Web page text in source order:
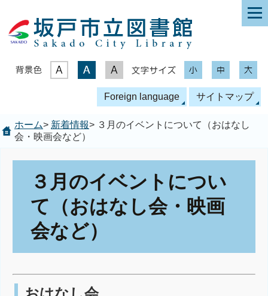
文字サイズ
表示色
Foreign language サイトマップ
ホーム> 新着情報> ３月のイベントについて（おはなし
会・映画会など）
３月のイベントについ
て（おはなし会・映画
会など）